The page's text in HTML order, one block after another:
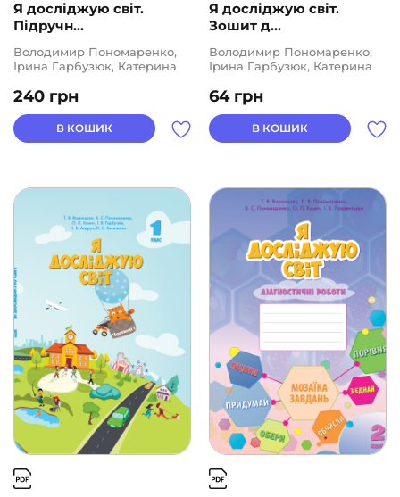
Я досліджую світ.
Підручн...
240 грн
Володимир Пономаренко,
Ірина Гарбузюк, Катерина
Олена Хомич, Тетяна
Воронцова
В КОШИК
Я досліджую світ.
Зошит д...
64 грн
Володимир Пономаренко,
Ірина Гарбузюк, Катерина
Олена Хомич, Тетяна
Воронцова
В КОШИК